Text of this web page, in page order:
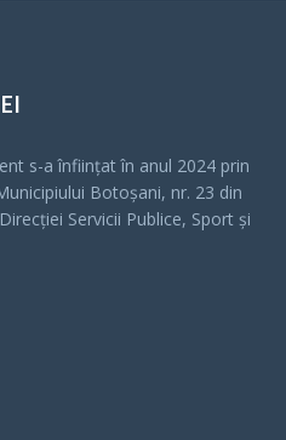
s-a înfiinţat în anul 2024 prin
Botoșani, nr. 23 din
Servicii Publice, Sport și